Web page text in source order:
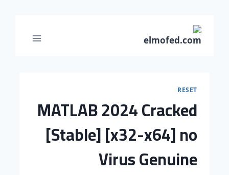
RESET
MATLAB 2024 Cracked
[Stable] [x32-x64] no
Virus Genuine